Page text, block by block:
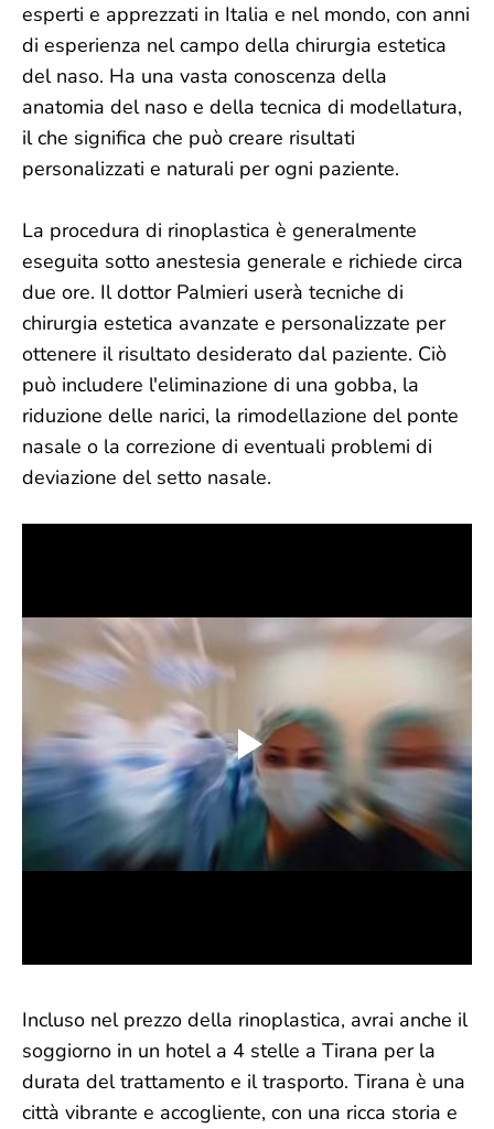
esperti e apprezzati in Italia e nel mondo, con anni
di esperienza nel campo della chirurgia estetica
del naso. Ha una vasta conoscenza della
anatomia del naso e della tecnica di modellatura,
il che significa che può creare risultati
personalizzati e naturali per ogni paziente.
La procedura di rinoplastica è generalmente
eseguita sotto anestesia generale e richiede circa
due ore. Il dottor Palmieri userà tecniche di
chirurgia estetica avanzate e personalizzate per
ottenere il risultato desiderato dal paziente. Ciò
può includere l'eliminazione di una gobba, la
riduzione delle narici, la rimodellazione del ponte
nasale o la correzione di eventuali problemi di
deviazione del setto nasale.
Incluso nel prezzo della rinoplastica, avrai anche il
soggiorno in un hotel a 4 stelle a Tirana per la
durata del trattamento e il trasporto. Tirana è una
città vibrante e accogliente, con una ricca storia e